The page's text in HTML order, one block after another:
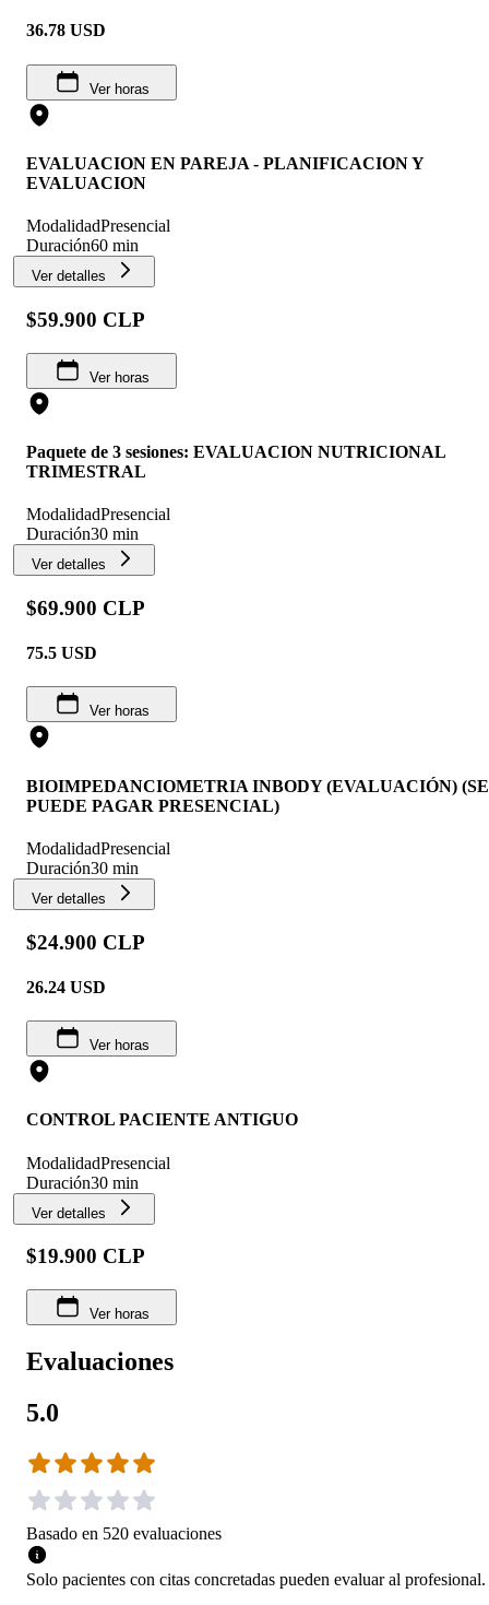
36.78 USD
Ver horas
EVALUACION EN PAREJA - PLANIFICACION Y
EVALUACION
ModalidadPresencial
Duración60 min
Ver detalles
$59.900 CLP
Ver horas
Paquete de 3 sesiones: EVALUACION NUTRICIONAL
TRIMESTRAL
ModalidadPresencial
Duración30 min
Ver detalles
$69.900 CLP
75.5 USD
Ver horas
BIOIMPEDANCIOMETRIA INBODY (EVALUACIÓN) (SE
PUEDE PAGAR PRESENCIAL)
ModalidadPresencial
Duración30 min
Ver detalles
$24.900 CLP
26.24 USD
Ver horas
CONTROL PACIENTE ANTIGUO
ModalidadPresencial
Duración30 min
Ver detalles
$19.900 CLP
Ver horas
Evaluaciones
5.0
Basado en 520 evaluaciones
Solo pacientes con citas concretadas pueden evaluar al profesional.